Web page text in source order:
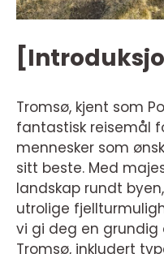
Tromsø, kjent som
fantastisk reisemål
mennesker som
sitt beste. Med
landskap rundt
utrolige
vi gi deg en grundig
Tromsø, inkludert